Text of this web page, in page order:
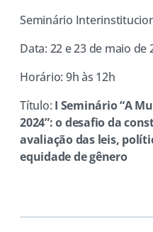
Seminário
Data: 22 e 23 de maio de
Horário: 9h às 12h
Título: I Seminário “A
2024”: o desafio da
avaliação das leis,
equidade de gênero